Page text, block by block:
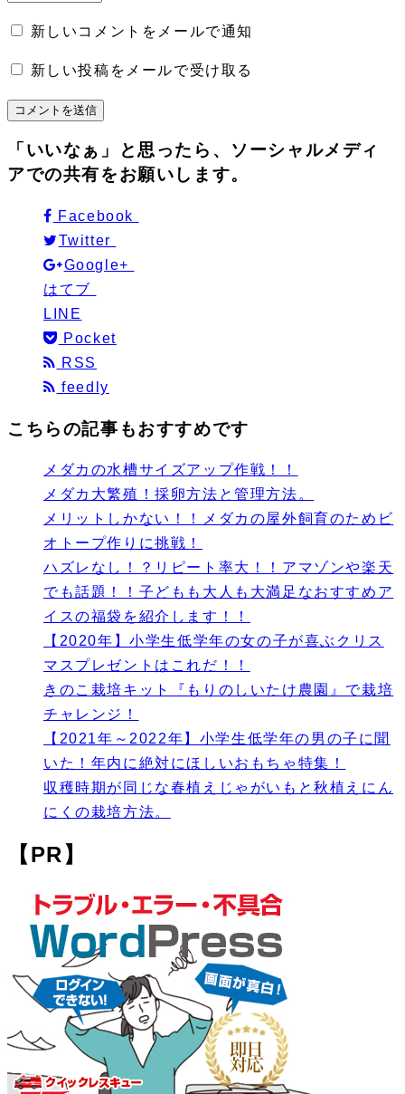
新しいコメントをメールで通知
新しい投稿をメールで受け取る
「いいなぁ」と思ったら、ソーシャルメディ
アでの共有をお願いします。
Facebook
Twitter
Google+
はてブ
LINE
Pocket
RSS
feedly
こちらの記事もおすすめです
メダカの水槽サイズアップ作戦！！
メダカ大繁殖！採卵方法と管理方法。
メリットしかない！！メダカの屋外飼育のためビ
オトープ作りに挑戦！
ハズレなし！？リピート率大！！アマゾンや楽天
でも話題！！子どもも大人も大満足なおすすめア
イスの福袋を紹介します！！
【2020年】小学生低学年の女の子が喜ぶクリス
マスプレゼントはこれだ！！
きのこ栽培キット『もりのしいたけ農園』で栽培
チャレンジ！
【2021年～2022年】小学生低学年の男の子に聞
いた！年内に絶対にほしいおもちゃ特集！
収穫時期が同じな春植えじゃがいもと秋植えにん
にくの栽培方法。
【PR】